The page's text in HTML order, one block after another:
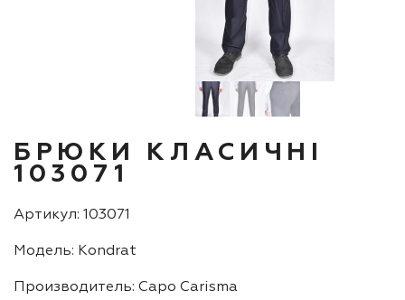
БРЮКИ КЛАСИЧНІ
103071
Артикул: 103071
Модель: Kondrat
Производитель: Capo Carisma